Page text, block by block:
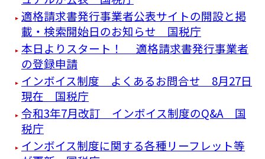
適格請求書発行事業者公表サイトの開設と掲
載・検索開始日のお知らせ 国税庁
本日よりスタート！ 適格請求書発行事業者
の登録申請
インボイス制度 よくあるお問合せ 8月27日
現在 国税庁
令和3年7月改訂 インボイス制度のQ&A 国
税庁
インボイス制度に関する各種リーフレット等